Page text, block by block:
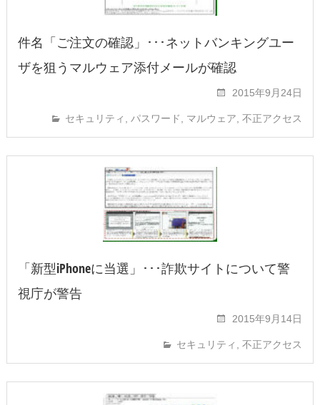
件名「ご注文の確認」･･･ネットバンキングユー
ザを狙うマルウェア添付メールが確認
2015年9月24日
セキュリティ パスワード マルウェア ,不正アクセス
「新型iPhoneに当選」･･･詐欺サイトについて警
視庁が警告
2015年9月14日
セキュリティ ,不正アクセス